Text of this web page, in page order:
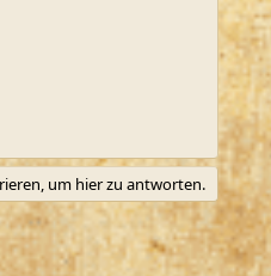
um hier zu antworten.